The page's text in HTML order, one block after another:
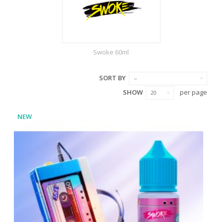
Swoke 60ml
SORT BY --
SHOW 20 per page
NEW